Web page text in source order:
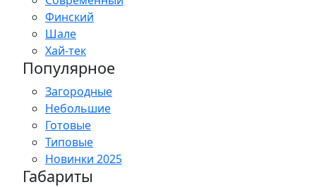
Финский
Шале
Хай-тек
Популярное
Загородные
Небольшие
Готовые
Типовые
Новинки 2025
Габариты